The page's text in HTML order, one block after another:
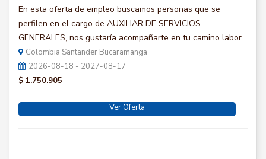
En esta oferta de empleo buscamos personas que se
perfilen en el cargo de AUXILIAR DE SERVICIOS
GENERALES, nos gustaría acompañarte en tu camino labor...
Colombia Santander Bucaramanga
2026-08-18 - 2027-08-17
$ 1.750.905
Ver Oferta